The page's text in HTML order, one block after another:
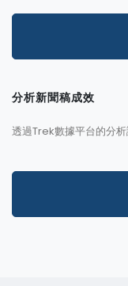
分析新聞稿成效
透過Trek數據平台的分